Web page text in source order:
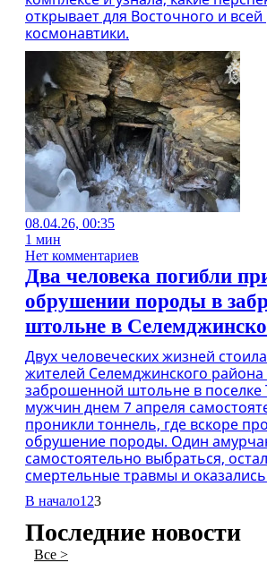
открывает для Восточного и
космонавтики.
08.04.26, 00:35
1 мин
Нет комментариев
Два человека погибли
обрушении породы в
штольне в
Двух человеческих жизней
жителей Селемджинского района
заброшенной штольне в поселке
мужчин днем 7 апреля
проникли тоннель, где вскоре
обрушение породы. Один
самостоятельно выбраться,
смертельные травмы и
В начало1 23
Последние новости
Все >